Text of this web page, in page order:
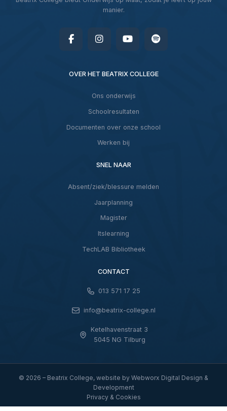
manier.
OVER HET BEATRIX COLLEGE
Ons onderwijs
Schoolresultaten
Documenten over onze school
Werken bij
SNEL NAAR
Absent/ziek/blessure melden
Jaarplanning
Magister
Itslearning
TechLAB Bibliotheek
CONTACT
013 571 17 25
info@beatrix-college.nl
Ketelhavenstraat 3
5045 NG Tilburg
© 2026 – Beatrix College, website by Webworx Digital Design &
Development
Privacy & Cookies